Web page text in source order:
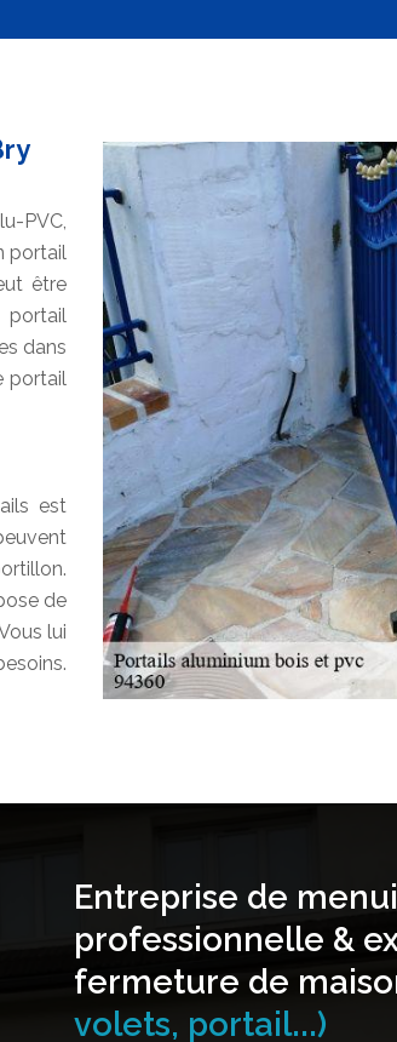
PVC,
portail
être
portail
dans
portail
est
de
lui
Entreprise de
professionnelle &
fermeture de
volets, portail...)